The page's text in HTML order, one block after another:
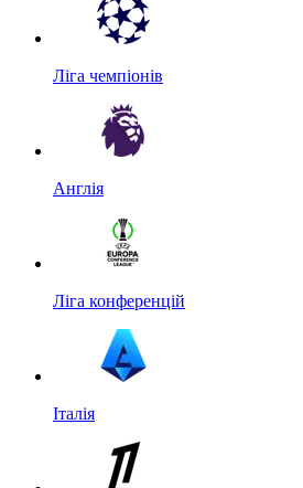
Ліга чемпіонів
Англія
Ліга конференцій
Італія